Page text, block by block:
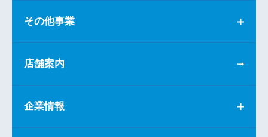
その他事業
店舗案内
企業情報